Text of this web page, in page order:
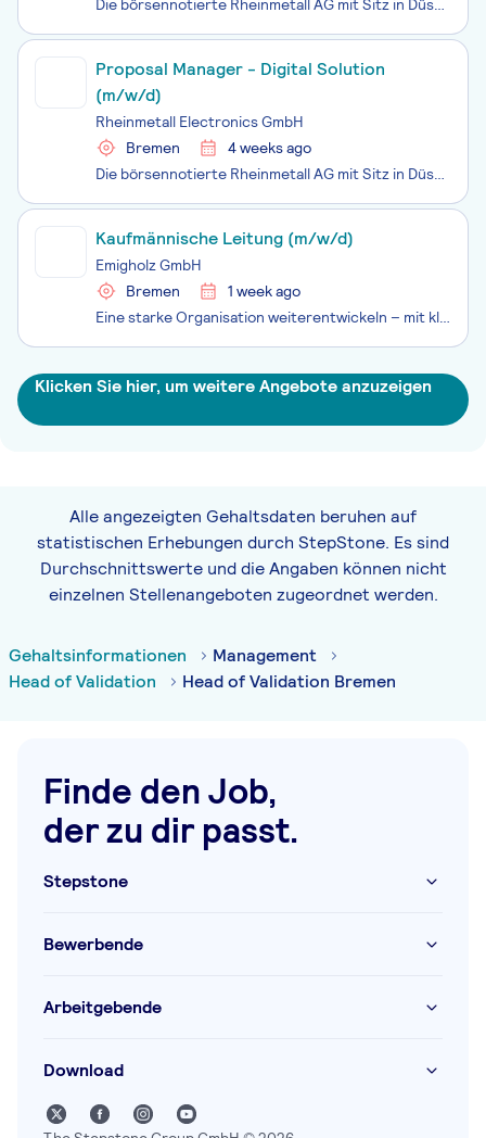
Die börsennotierte Rheinmetall AG mit Sitz in Düsseldorf steht als integrierter Technologiekonzern für ein ebenso substanzstarkes wie international erfolgreiches Unternehmen. Als domänenübergreifendes Systemhaus der Sicherheits- und Verteidigungsindustrie bieten wir ein innovatives Produkt- und Leis
Proposal Manager - Digital Solution
(m/w/d)
Rheinmetall Electronics GmbH
Bremen
4 weeks ago
Die börsennotierte Rheinmetall AG mit Sitz in Düsseldorf steht als integrierter Technologiekonzern für ein ebenso substanzstarkes wie international erfolgreiches Unternehmen. Als domänenübergreifendes Systemhaus der Sicherheits- und Verteidigungsindustrie bieten wir ein innovatives Produkt- und Leis
Kaufmännische Leitung (m/w/d)
Emigholz GmbH
Bremen
1 week ago
Eine starke Organisation weiterentwickeln – mit klarem Blick für Zahlen, Prozesse und Daten. Wir sind ein familiengeführtes Handelsunternehmen im Bereich Reifen und Fahrzeugservice mit rund 200 Mitarbeitenden an mehreren Standorten in Bremen und Nordwestdeutschland. Unser Unternehmen steht auf einem
Klicken Sie hier, um weitere Angebote anzuzeigen
Alle angezeigten Gehaltsdaten beruhen auf
statistischen Erhebungen durch StepStone. Es sind
Durchschnittswerte und die Angaben können nicht
einzelnen Stellenangeboten zugeordnet werden.
Gehaltsinformationen
Management
Head of Validation
Head of Validation Bremen
Finde den Job,
der zu dir passt.
Stepstone
Bewerbende
Arbeitgebende
Download